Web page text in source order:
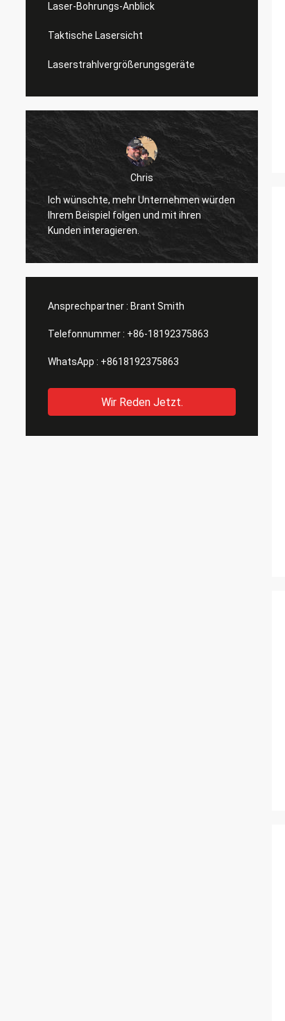
Laser-Bohrungs-Anblick
Taktische Lasersicht
Laserstrahlvergrößerungsgeräte
Chris
Ich wünschte, mehr Unternehmen würden
Ihrem Beispiel folgen und mit ihren
Kunden interagieren.
Ansprechpartner : Brant Smith
Telefonnummer : +86-18192375863
WhatsApp : +8618192375863
Wir Reden Jetzt.